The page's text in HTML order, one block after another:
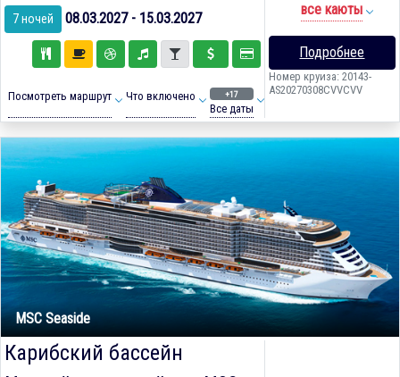
7 ночей 08.03.2027 - 15.03.2027
Посмотреть маршрут Что включено +17
Все даты
все каюты
Подробнее
Номер круиза: 20143-
AS20270308CVVCVV
MSC Seaside
Карибский бассейн